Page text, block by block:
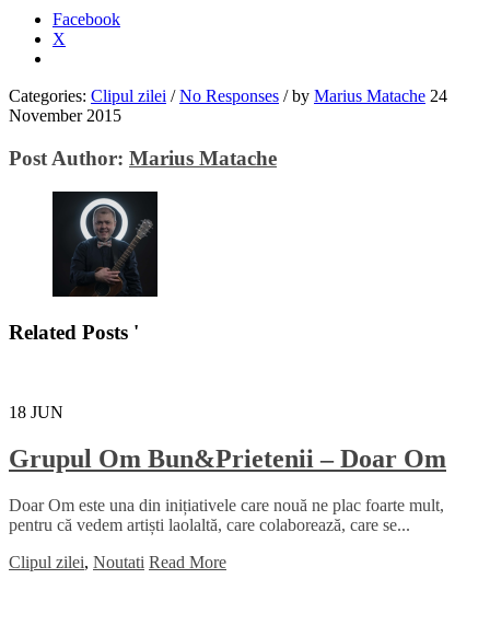
Facebook
X
Categories: Clipul zilei / No Responses /by Marius Matache 24
November 2015
Post Author: Marius Matache
Related Posts '
18 JUN
Grupul Om Bun&Prietenii – Doar Om
Doar Om este una din inițiativele care nouă ne plac foarte mult,
pentru că vedem artiști laolaltă, care colaborează, care se...
Clipul zilei, Noutati Read More